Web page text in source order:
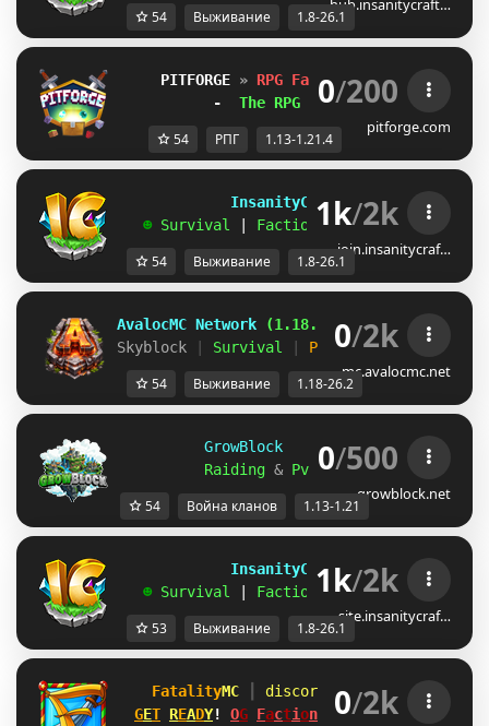
hub.insanitycraft…
54 Выживание 1.8-26.1
PITFORGE » RPG Factions » (1.13-
- The RPG Faction Server!
0/200
pitforge.com
54 РПГ 1.13-1.21.4
InsanityCraft || 1.8 - 26.1
☻ Survival Factions | Skyblock
1k/2k
join.insanitycraf…
54 Выживание 1.8-26.1
AvalocMC Network
(1.18.x-26.2)
Skyblock
Survival Prison | Factions
0/2k
mc.avalocmc.net
54 Выживание 1.18-26.2
GrowBlock     Factions
Raiding & PvP & Level & Skills
0/500
growblock.net
54 Война кланов 1.13-1.21
InsanityCraft || 1.8 - 26.1
☻ Survival Factions | Skyblock
1k/2k
site.insanitycraf…
53 Выживание 1.8-26.1
FatalityMC discord.gg/fatalitymc
GET READY! OG Faction MAP #14 SATURDAY!
0/2k